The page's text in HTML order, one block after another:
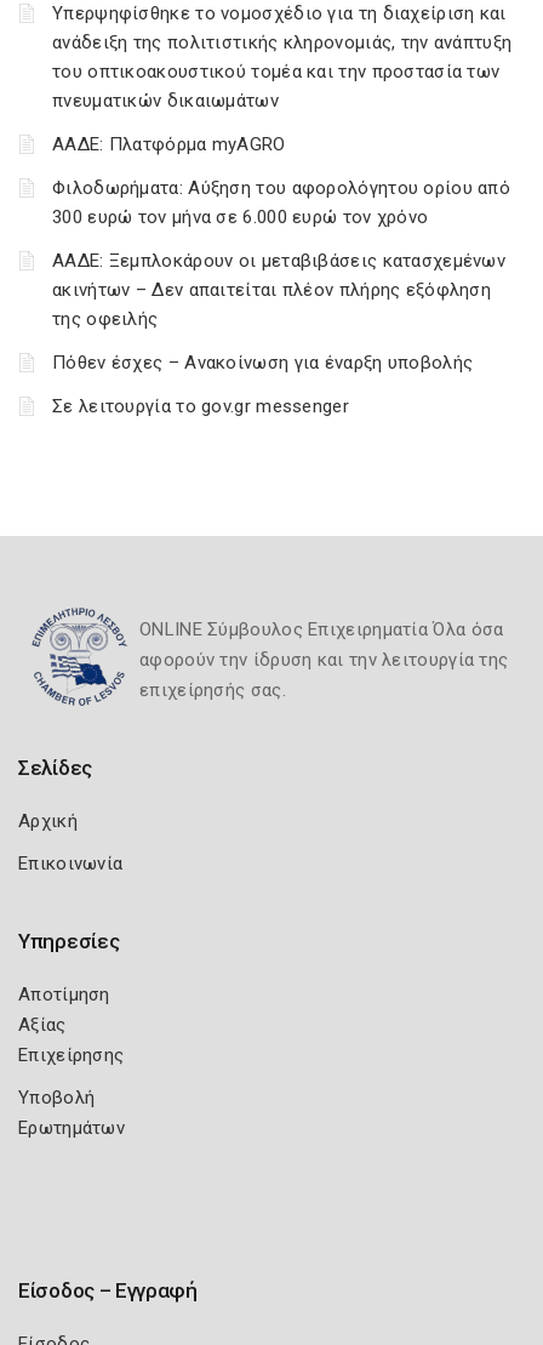
Υπερψηφίσθηκε το νομοσχέδιο για τη διαχείριση και
ανάδειξη της πολιτιστικής κληρονομιάς, την ανάπτυξη
του οπτικοακουστικού τομέα και την προστασία των
πνευματικών δικαιωμάτων
ΑΑΔΕ: Πλατφόρμα myAGRO
Φιλοδωρήματα: Αύξηση του αφορολόγητου ορίου από
300 ευρώ τον μήνα σε 6.000 ευρώ τον χρόνο
ΑΑΔΕ: Ξεμπλοκάρουν οι μεταβιβάσεις κατασχεμένων
ακινήτων – Δεν απαιτείται πλέον πλήρης εξόφληση
της οφειλής
Πόθεν έσχες – Ανακοίνωση για έναρξη υποβολής
Σε λειτουργία το gov.gr messenger
ONLINE Σύμβουλος Επιχειρηματία Όλα όσα
αφορούν την ίδρυση και την λειτουργία της
επιχείρησής σας.
Σελίδες
Αρχική
Επικοινωνία
Υπηρεσίες
Αποτίμηση
Αξίας
Επιχείρησης
Υποβολή
Ερωτημάτων
Είσοδος – Εγγραφή